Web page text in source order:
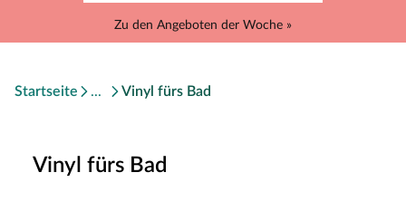
Zu den Angeboten der Woche »
Startseite Vinyl fürs Bad
Vinyl fürs Bad